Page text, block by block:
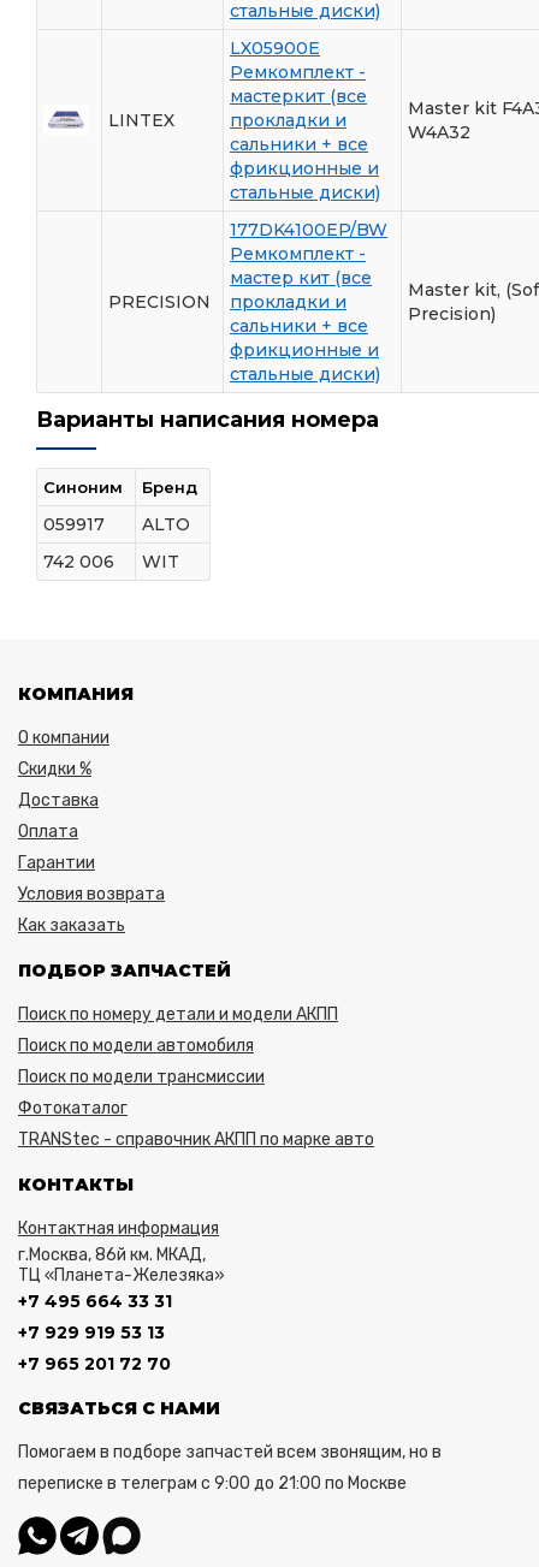
стальные диски)
LINTEX
LX05900E
Ремкомплект -
мастеркит (все
прокладки и
сальники + все
фрикционные и
стальные диски)
Master kit
W4A32
PRECISION
177DK4100EP/BW
Ремкомплект -
мастер кит (все
прокладки и
сальники + все
фрикционные и
стальные диски)
Master kit,
Precision)
Варианты написания номера
Синоним Бренд
059917
ALTO
742 006
WIT
КОМПАНИЯ
О компании
Скидки %
Доставка
Оплата
Гарантии
Условия возврата
Как заказать
ПОДБОР ЗАПЧАСТЕЙ
Поиск по номеру детали и модели АКПП
Поиск по модели автомобиля
Поиск по модели трансмиссии
Фотокаталог
TRANStec - справочник АКПП по марке авто
КОНТАКТЫ
Контактная информация
г.Москва, 86й км. МКАД,
ТЦ «Планета-Железяка»
+7 495 664 33 31
+7 929 919 53 13
+7 965 201 72 70
СВЯЗАТЬСЯ С НАМИ
Помогаем в подборе запчастей всем звонящим, но в
переписке в телеграм с 9:00 до 21:00 по Москве